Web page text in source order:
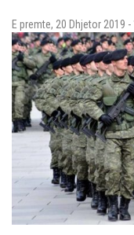
E premte, 20 Dhjetor 2019 -